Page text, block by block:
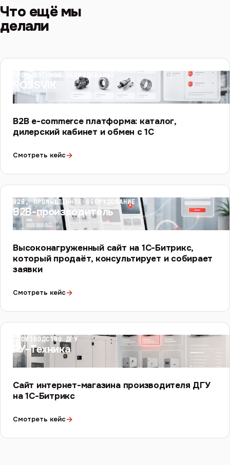
Что ещё мы
делали
ПРОМЫШЛЕННОЕ ОБОРУДОВАНИЕ
ROSSVIK
B2B e-commerce платформа: каталог,
дилерский кабинет и обмен с 1С
Смотреть кейс→
B2B, ПРОМЫШЛЕННОЕ ОБОРУДОВАНИЕ
B2B-производитель
Высоконагруженный сайт на 1С-Битрикс,
который продаёт, консультирует и собирает
заявки
Смотреть кейс→
ПРОИЗВОДСТВО ДГУ
РУ-Техника
Сайт интернет-магазина производителя ДГУ
на 1С-Битрикс
Смотреть кейс→